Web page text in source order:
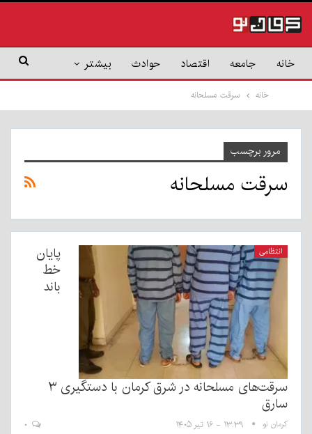
خانه جامعه اقتصاد حوادث بیشتر
خانه سرقت مسلحانه
مرور برچسب
سرقت مسلحانه
انتظامی
پایان
خط
باند
سرقت‌های مسلحانه در شرق کرمان با دستگیری ۳
سارق
کرمان نو ۱۳:۳۹ - ۱۶ تیر ۱۴۰۵